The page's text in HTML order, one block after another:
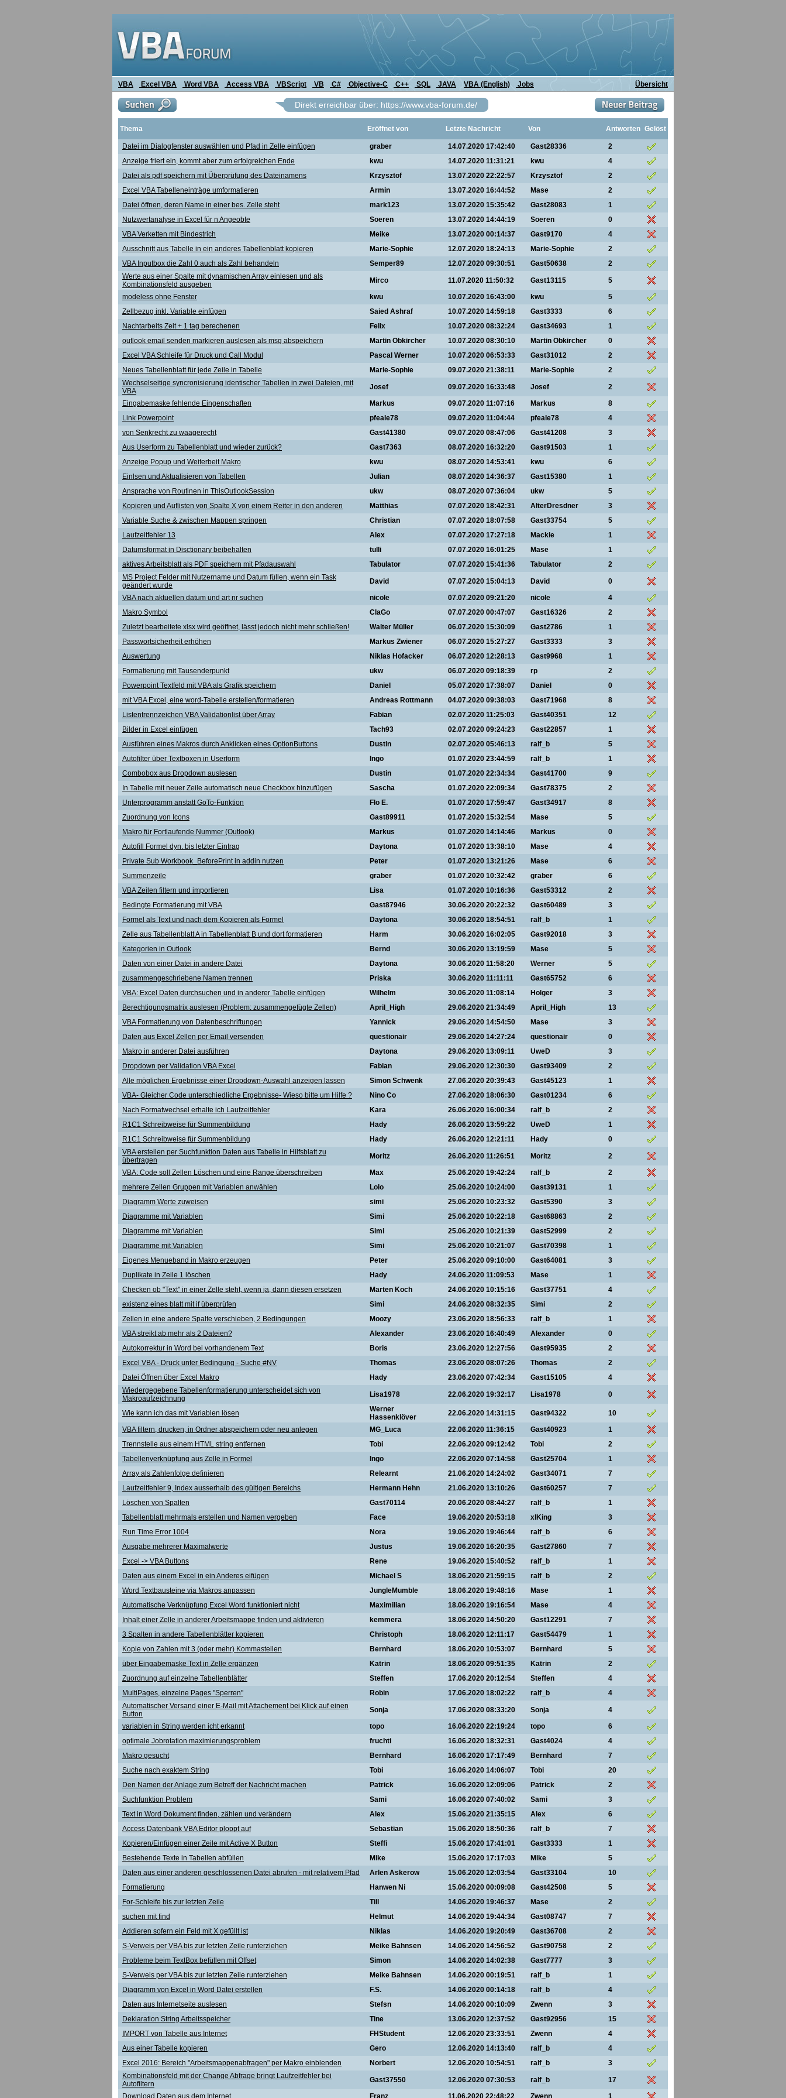
VBA Excel VBA Word VBA Access VBA VBScript VB C# Objective-C C++ SQL JAVA VBA (English) Jobs Übersicht
Direkt erreichbar über: https://www.vba-forum.de/
Thema Eröffnet von Letzte Nachricht Von Antworten Gelöst
Datei im Dialogfenster auswählen und Pfad in Zelle einfügen graber 14.07.2020 17:42:40 Gast28336
2
Anzeige friert ein, kommt aber zum erfolgreichen Ende
kwu 14.07.2020 11:31:21 kwu
4
Datei als pdf speichern mit Überprüfung des Dateinamens
Krzysztof 13.07.2020 22:22:57 Krzysztof
2
Excel VBA Tabelleneinträge umformatieren
Armin 13.07.2020 16:44:52 Mase
2
Datei öffnen, deren Name in einer bes. Zelle steht
mark123 13.07.2020 15:35:42 Gast28083
1
Nutzwertanalyse in Excel für n Angeobte
Soeren 13.07.2020 14:44:19 Soeren
0
VBA Verketten mit Bindestrich
Meike 13.07.2020 00:14:37 Gast9170
4
Ausschnitt aus Tabelle in ein anderes Tabellenblatt kopieren
Marie-Sophie 12.07.2020 18:24:13 Marie-Sophie
2
VBA Inputbox die Zahl 0 auch als Zahl behandeln
Semper89 12.07.2020 09:30:51 Gast50638
2
Werte aus einer Spalte mit dynamischen Array einlesen und als
Kombinationsfeld ausgeben
Mirco 11.07.2020 11:50:32 Gast13115
5
modeless ohne Fenster
kwu 10.07.2020 16:43:00 kwu
5
Zellbezug inkl. Variable einfügen
Saied Ashraf 10.07.2020 14:59:18 Gast3333
6
Nachtarbeits Zeit + 1 tag berechenen
Felix 10.07.2020 08:32:24 Gast34693
1
outlook email senden markieren auslesen als msg abspeichern
Martin Obkircher 10.07.2020 08:30:10 Martin Obkircher
0
Excel VBA Schleife für Druck und Call Modul
Pascal Werner 10.07.2020 06:53:33 Gast31012
2
Neues Tabellenblatt für jede Zeile in Tabelle
Marie-Sophie 09.07.2020 21:38:11 Marie-Sophie
2
Wechselseitige syncronisierung identischer Tabellen in zwei Dateien, mit
VBA
Josef 09.07.2020 16:33:48 Josef
2
Eingabemaske fehlende Eingenschaften
Markus 09.07.2020 11:07:16 Markus
8
Link Powerpoint
pfeale78 09.07.2020 11:04:44 pfeale78
4
von Senkrecht zu waagerecht
Gast41380 09.07.2020 08:47:06 Gast41208
3
Aus Userform zu Tabellenblatt und wieder zurück?
Gast7363 08.07.2020 16:32:20 Gast91503
1
Anzeige Popup und Weiterbeit Makro
kwu 08.07.2020 14:53:41 kwu
6
Einlsen und Aktualisieren von Tabellen
Julian 08.07.2020 14:36:37 Gast15380
1
Ansprache von Routinen in ThisOutlookSession
ukw 08.07.2020 07:36:04 ukw
5
Kopieren und Auflisten von Spalte X von einem Reiter in den anderen
Matthias 07.07.2020 18:42:31 AlterDresdner
3
Variable Suche & zwischen Mappen springen
Christian 07.07.2020 18:07:58 Gast33754
5
Laufzeitfehler 13
Alex 07.07.2020 17:27:18 Mackie
1
Datumsformat in Disctionary beibehalten
tulli 07.07.2020 16:01:25 Mase
1
aktives Arbeitsblatt als PDF speichern mit Pfadauswahl
Tabulator 07.07.2020 15:41:36 Tabulator
2
MS Project Felder mit Nutzername und Datum füllen, wenn ein Task
geändert wurde
David 07.07.2020 15:04:13 David
0
VBA nach aktuellen datum und art nr suchen
nicole 07.07.2020 09:21:20 nicole
4
Makro Symbol
ClaGo 07.07.2020 00:47:07 Gast16326
2
Zuletzt bearbeitete xlsx wird geöffnet, lässt jedoch nicht mehr schließen!
Walter Müller 06.07.2020 15:30:09 Gast2786
1
Passwortsicherheit erhöhen
Markus Zwiener 06.07.2020 15:27:27 Gast3333
3
Auswertung
Niklas Hofacker 06.07.2020 12:28:13 Gast9968
1
Formatierung mit Tausenderpunkt
ukw 06.07.2020 09:18:39 rp
2
Powerpoint Textfeld mit VBA als Grafik speichern
Daniel 05.07.2020 17:38:07 Daniel
0
mit VBA Excel, eine word-Tabelle erstellen/formatieren
Andreas Rottmann 04.07.2020 09:38:03 Gast71968
8
Listentrennzeichen VBA Validationlist über Array
Fabian 02.07.2020 11:25:03 Gast40351
12
Bilder in Excel einfügen
Tach93 02.07.2020 09:24:23 Gast22857
1
Ausführen eines Makros durch Anklicken eines OptionButtons
Dustin 02.07.2020 05:46:13 ralf_b
5
Autofilter über Textboxen in Userform
Ingo 01.07.2020 23:44:59 ralf_b
1
Combobox aus Dropdown auslesen
Dustin 01.07.2020 22:34:34 Gast41700
9
In Tabelle mit neuer Zeile automatisch neue Checkbox hinzufügen
Sascha 01.07.2020 22:09:34 Gast78375
2
Unterprogramm anstatt GoTo-Funktion
Flo E. 01.07.2020 17:59:47 Gast34917
8
Zuordnung von Icons
Gast89911 01.07.2020 15:32:54 Mase
5
Makro für Fortlaufende Nummer (Outlook)
Markus 01.07.2020 14:14:46 Markus
0
Autofill Formel dyn. bis letzter Eintrag
Daytona 01.07.2020 13:38:10 Mase
4
Private Sub Workbook_BeforePrint in addin nutzen
Peter 01.07.2020 13:21:26 Mase
6
Summenzeile
graber 01.07.2020 10:32:42 graber
6
VBA Zeilen filtern und importieren
Lisa 01.07.2020 10:16:36 Gast53312
2
Bedingte Formatierung mit VBA
Gast87946 30.06.2020 20:22:32 Gast60489
3
Formel als Text und nach dem Kopieren als Formel
Daytona 30.06.2020 18:54:51 ralf_b
1
Zelle aus Tabellenblatt A in Tabellenblatt B und dort formatieren
Harm 30.06.2020 16:02:05 Gast92018
3
Kategorien in Outlook
Bernd 30.06.2020 13:19:59 Mase
5
Daten von einer Datei in andere Datei
Daytona 30.06.2020 11:58:20 Werner
5
zusammengeschriebene Namen trennen
Priska 30.06.2020 11:11:11 Gast65752
6
VBA: Excel Daten durchsuchen und in anderer Tabelle einfügen
Wilhelm 30.06.2020 11:08:14 Holger
3
Berechtigungsmatrix auslesen (Problem: zusammengefügte Zellen)
April_High 29.06.2020 21:34:49 April_High
13
VBA Formatierung von Datenbeschriftungen
Yannick 29.06.2020 14:54:50 Mase
3
Daten aus Excel Zellen per Email versenden
questionair 29.06.2020 14:27:24 questionair
0
Makro in anderer Datei ausführen
Daytona 29.06.2020 13:09:11 UweD
3
Dropdown per Validation VBA Excel
Fabian 29.06.2020 12:30:30 Gast93409
2
Alle möglichen Ergebnisse einer Dropdown-Auswahl anzeigen lassen
Simon Schwenk 27.06.2020 20:39:43 Gast45123
1
VBA- Gleicher Code unterschiedliche Ergebnisse- Wieso bitte um Hilfe ?
Nino Co 27.06.2020 18:06:30 Gast01234
6
Nach Formatwechsel erhalte ich Laufzeitfehler
Kara 26.06.2020 16:00:34 ralf_b
2
R1C1 Schreibweise für Summenbildung
Hady 26.06.2020 13:59:22 UweD
1
R1C1 Schreibweise für Summenbildung
Hady 26.06.2020 12:21:11 Hady
0
VBA erstellen per Suchfunktion Daten aus Tabelle in Hilfsblatt zu
übertragen
Moritz 26.06.2020 11:26:51 Moritz
2
VBA: Code soll Zellen Löschen und eine Range überschreiben
Max 25.06.2020 19:42:24 ralf_b
2
mehrere Zellen Gruppen mit Variablen anwählen
Lolo 25.06.2020 10:24:00 Gast39131
1
Diagramm Werte zuweisen
simi 25.06.2020 10:23:32 Gast5390
3
Diagramme mit Variablen
Simi 25.06.2020 10:22:18 Gast68863
2
Diagramme mit Variablen
Simi 25.06.2020 10:21:39 Gast52999
2
Diagramme mit Variablen
Simi 25.06.2020 10:21:07 Gast70398
1
Eigenes Menueband in Makro erzeugen
Peter 25.06.2020 09:10:00 Gast64081
3
Duplikate in Zeile 1 löschen
Hady 24.06.2020 11:09:53 Mase
1
Checken ob "Text" in einer Zelle steht, wenn ja, dann diesen ersetzen
Marten Koch 24.06.2020 10:15:16 Gast37751
4
existenz eines blatt mit if überprüfen
Simi 24.06.2020 08:32:35 Simi
2
Zellen in eine andere Spalte verschieben, 2 Bedingungen
Moozy 23.06.2020 18:56:33 ralf_b
1
VBA streikt ab mehr als 2 Dateien?
Alexander 23.06.2020 16:40:49 Alexander
0
Autokorrektur in Word bei vorhandenem Text
Boris 23.06.2020 12:27:56 Gast95935
2
Excel VBA - Druck unter Bedingung - Suche #NV
Thomas 23.06.2020 08:07:26 Thomas
2
Datei Öffnen über Excel Makro
Hady 23.06.2020 07:42:34 Gast15105
4
Wiedergegebene Tabellenformatierung unterscheidet sich von
Makroaufzeichnung
Lisa1978 22.06.2020 19:32:17 Lisa1978 0
Wie kann ich das mit Variablen lösen
Werner
Hassenklöver
22.06.2020 14:31:15 Gast94322
10
VBA filtern, drucken, in Ordner abspeichern oder neu anlegen
MG_Luca 22.06.2020 11:36:15 Gast40923
1
Trennstelle aus einem HTML string entfernen
Tobi 22.06.2020 09:12:42 Tobi
2
Tabellenverknüpfung aus Zelle in Formel
Ingo 22.06.2020 07:14:58 Gast25704
1
Array als Zahlenfolge definieren
Relearnt 21.06.2020 14:24:02 Gast34071
7
Laufzeitfehler 9, Index ausserhalb des gültigen Bereichs
Hermann Hehn 21.06.2020 13:10:26 Gast60257
7
Löschen von Spalten
Gast70114 20.06.2020 08:44:27 ralf_b
1
Tabellenblatt mehrmals erstellen und Namen vergeben
Face 19.06.2020 20:53:18 xlKing
3
Run Time Error 1004
Nora 19.06.2020 19:46:44 ralf_b
6
Ausgabe mehrerer Maximalwerte
Justus 19.06.2020 16:20:35 Gast27860
7
Excel -> VBA Buttons
Rene 19.06.2020 15:40:52 ralf_b
1
Daten aus einem Excel in ein Anderes eifügen
Michael S 18.06.2020 21:59:15 ralf_b
2
Word Textbausteine via Makros anpassen
JungleMumble 18.06.2020 19:48:16 Mase
1
Automatische Verknüpfung Excel Word funktioniert nicht
Maximilian 18.06.2020 19:16:54 Mase
4
Inhalt einer Zelle in anderer Arbeitsmappe finden und aktivieren
kemmera 18.06.2020 14:50:20 Gast12291
7
3 Spalten in andere Tabellenblätter kopieren
Christoph 18.06.2020 12:11:17 Gast54479
1
Kopie von Zahlen mit 3 (oder mehr) Kommastellen
Bernhard 18.06.2020 10:53:07 Bernhard
5
über Eingabemaske Text in Zelle ergänzen
Katrin 18.06.2020 09:51:35 Katrin
2
Zuordnung auf einzelne Tabellenblätter
Steffen 17.06.2020 20:12:54 Steffen
4
MultiPages, einzelne Pages "Sperren"
Robin 17.06.2020 18:02:22 ralf_b
4
Automatischer Versand einer E-Mail mit Attachement bei Klick auf einen
Button
Sonja 17.06.2020 08:33:20 Sonja
4
variablen in String werden icht erkannt
topo 16.06.2020 22:19:24 topo
6
optimale Jobrotation maximierungsproblem
fruchti 16.06.2020 18:32:31 Gast4024
4
Makro gesucht
Bernhard 16.06.2020 17:17:49 Bernhard
7
Suche nach exaktem String
Tobi 16.06.2020 14:06:07 Tobi
20
Den Namen der Anlage zum Betreff der Nachricht machen
Patrick 16.06.2020 12:09:06 Patrick
2
Suchfunktion Problem
Sami 16.06.2020 07:40:02 Sami
3
Text in Word Dokument finden, zählen und verändern
Alex 15.06.2020 21:35:15 Alex
6
Access Datenbank VBA Editor ploppt auf
Sebastian 15.06.2020 18:50:36 ralf_b
7
Kopieren/Einfügen einer Zeile mit Active X Button
Steffi 15.06.2020 17:41:01 Gast3333
1
Bestehende Texte in Tabellen abfüllen
Mike 15.06.2020 17:17:03 Mike
5
Daten aus einer anderen geschlossenen Datei abrufen - mit relativem Pfad
Arlen Askerow 15.06.2020 12:03:54 Gast33104
10
Formatierung
Hanwen Ni 15.06.2020 00:09:08 Gast42508
5
For-Schleife bis zur letzten Zeile
Till 14.06.2020 19:46:37 Mase
2
suchen mit find
Helmut 14.06.2020 19:44:34 Gast08747
7
Addieren sofern ein Feld mit X gefüllt ist
Niklas 14.06.2020 19:20:49 Gast36708
2
S-Verweis per VBA bis zur letzten Zeile runterziehen
Meike Bahnsen 14.06.2020 14:56:52 Gast90758
2
Probleme beim TextBox befüllen mit Offset
Simon 14.06.2020 14:02:38 Gast7777
3
S-Verweis per VBA bis zur letzten Zeile runterziehen
Meike Bahnsen 14.06.2020 00:19:51 ralf_b
1
Diagramm von Excel in Word Datei erstellen
F.S. 14.06.2020 00:14:18 ralf_b
4
Daten aus Internetseite auslesen
Stefsn 14.06.2020 00:10:09 Zwenn
3
Deklaration String Arbeitsspeicher
Tine 13.06.2020 12:37:52 Gast92956
15
IMPORT von Tabelle aus Internet
FHStudent 12.06.2020 23:33:51 Zwenn
4
Aus einer Tabelle kopieren
Gero 12.06.2020 14:13:40 ralf_b
4
Excel 2016: Bereich "Arbeitsmappenabfragen" per Makro einblenden
Norbert 12.06.2020 10:54:51 ralf_b
3
Kombinationsfeld mit der Change Abfrage bringt Laufzeitfehler bei
Autofiltern
Gast37550 12.06.2020 07:30:53 ralf_b
17
Download Daten aus dem Internet
Franz 11.06.2020 22:48:22 Zwenn 1